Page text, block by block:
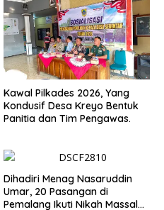
Kawal Pilkades 2026, Yang
Kondusif Desa Kreyo Bentuk
Panitia dan Tim Pengawas.
Dihadiri Menag Nasaruddin
Umar, 20 Pasangan di
Pemalang Ikuti Nikah Massal